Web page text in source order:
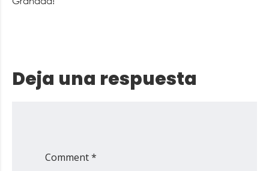
Deja una respuesta
Comment *